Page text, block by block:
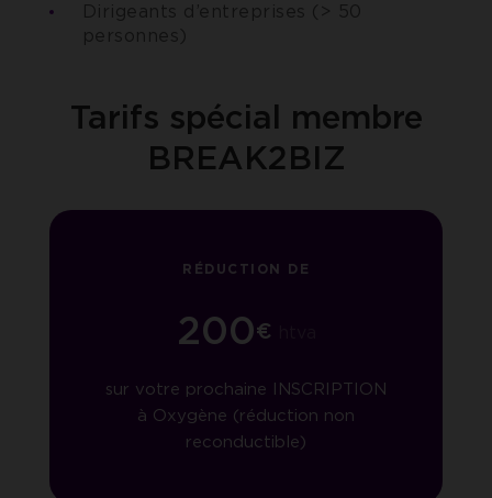
Dirigeants d’entreprises (> 50
personnes)
Tarifs spécial membre
BREAK2BIZ
RÉDUCTION DE
200€
sur votre prochaine INSCRIPTION
à Oxygène (réduction non
reconductible)